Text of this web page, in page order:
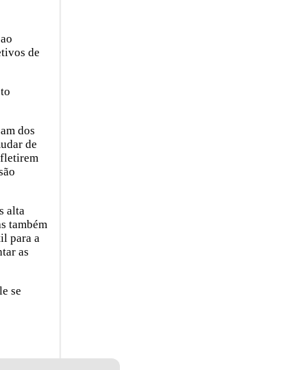
de
dos
de
alta
também
para a
as
se